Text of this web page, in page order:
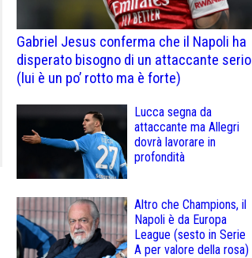
Gabriel Jesus conferma che il Napoli ha
disperato bisogno di un attaccante serio
(lui è un po’ rotto ma è forte)
Lucca segna da
attaccante ma Allegri
dovrà lavorare in
profondità
Altro che Champions, il
Napoli è da Europa
League (sesto in Serie
A per valore della rosa)